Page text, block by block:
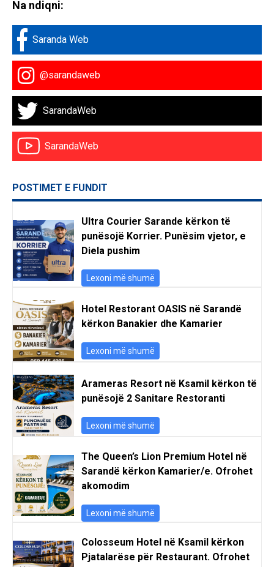
Na ndiqni:
Saranda Web
@sarandaweb
SarandaWeb
SarandaWeb
POSTIMET E FUNDIT
Ultra Courier Sarande kërkon të
punësojë Korrier. Punësim vjetor, e
Diela pushim
Lexoni më shumë
Hotel Restorant OASIS në Sarandë
kërkon Banakier dhe Kamarier
Lexoni më shumë
Arameras Resort në Ksamil kërkon të
punësojë 2 Sanitare Restoranti
Lexoni më shumë
The Queen’s Lion Premium Hotel në
Sarandë kërkon Kamarier/e. Ofrohet
akomodim
Lexoni më shumë
Colosseum Hotel në Ksamil kërkon
Pjatalarëse për Restaurant. Ofrohet